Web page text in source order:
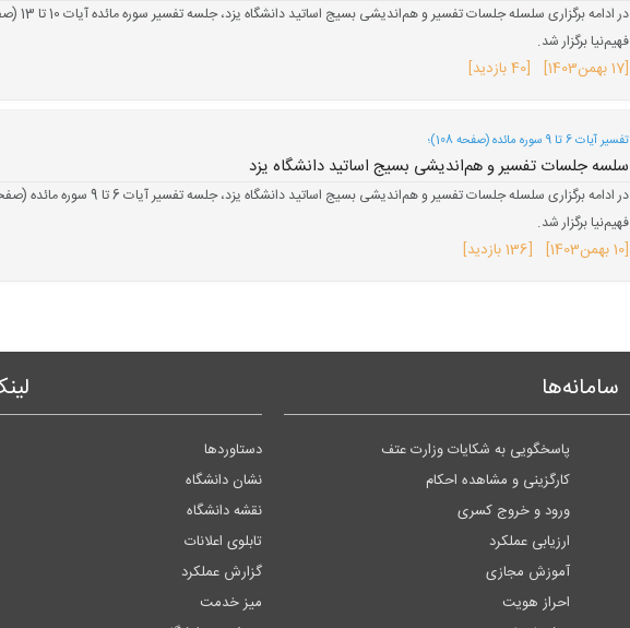
فهیم‌نیا برگزار شد.
[17 بهمن 1403] [40 بازدید]
تفسیر آیات 6 تا 9 سوره مائده (صفحه 108)؛
سلسه جلسات تفسیر و هم‌اندیشی بسیج اساتید دانشگاه یزد
فهیم‌نیا برگزار شد.
[10 بهمن 1403] [136 بازدید]
سامانه‌ها
پاسخگویی به شکایات وزارت عتف
کارگزینی و مشاهده احکام
ورود و خروج کسری
ارزیابی عملکرد
آموزش مجازی
احراز هویت
دستاوردها
نشان دانشگاه
نقشه دانشگاه
تابلوی اعلانات
گزارش عملکرد
میز خدمت